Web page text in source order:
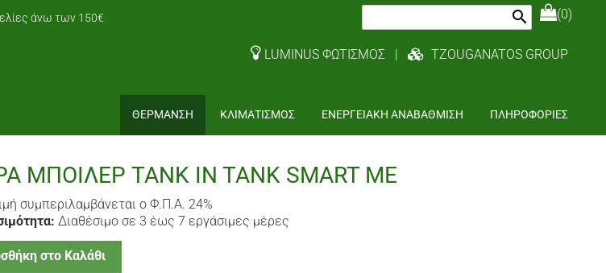
άνω των 150€ (0)
search
LUMINUS ΦΩΤΙΣΜΟΣ | TZOUGANATOS GROUP
ΘΕΡΜΑΝΣΗ ΚΛΙΜΑΤΙΣΜΟΣ ΕΝΕΡΓΕΙΑΚΗ ΑΝΑΒΑΘΜΙΣΗ ΠΛΗΡΟΦΟΡΙΕΣ
ΜΠΟΙΛΕΡ TANK IN TANK SMART ΜΕ
συμπεριλαμβάνεται ο Φ.Π.Α. 24%
Διαθέσιμο σε 3 έως 7 εργάσιμες μέρες
στο Καλάθι